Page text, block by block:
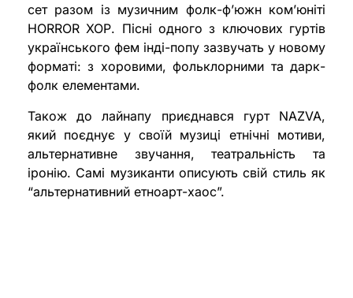
сет разом із музичним фолк-фʼюжн комʼюніті
HORROR ХОР. Пісні одного з ключових гуртів
українського фем інді-попу зазвучать у новому
форматі: з хоровими, фольклорними та дарк-
фолк елементами.
Також до лайнапу приєднався гурт NAZVA,
який поєднує у своїй музиці етнічні мотиви,
альтернативне звучання, театральність та
іронію. Самі музиканти описують свій стиль як
“альтернативний етноарт-хаос”.